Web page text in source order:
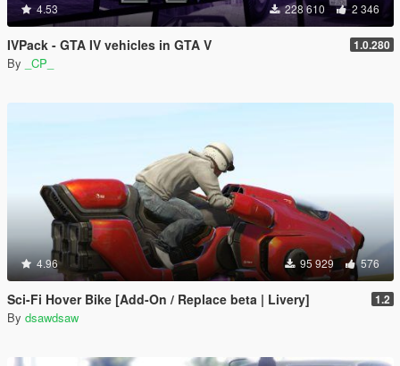
4.53 228 610 2 346
IVPack - GTA IV vehicles in GTA V 1.0.280
By _CP_
4.96 95 929 576
Sci-Fi Hover Bike [Add-On / Replace beta | Livery] 1.2
By dsawdsaw